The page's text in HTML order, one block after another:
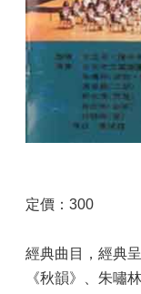
定價：300
經典曲目，經典
《秋韻》、朱嘯